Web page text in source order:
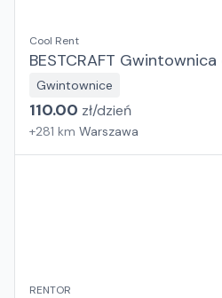
Cool Rent
BESTCRAFT
Gwintownice
110.00 zł/dzień
+281 km Warszawa
RENTOR